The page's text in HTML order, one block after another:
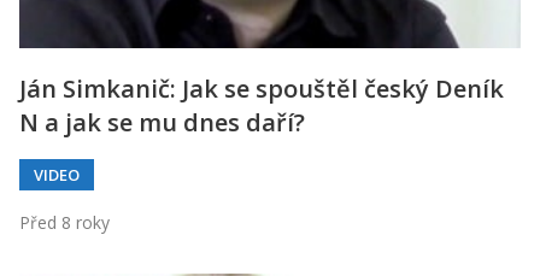
Ján Simkanič: Jak se spouštěl český Deník
N a jak se mu dnes daří?
VIDEO
Před 8 roky